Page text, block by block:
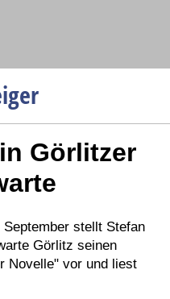
Görlitzer
September stellt Stefan
Görlitz seinen
Novelle" vor und liest